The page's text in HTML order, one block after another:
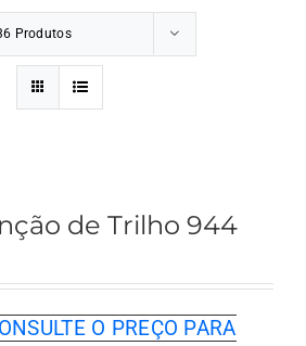
Produtos
de Trilho 944
O PREÇO PARA